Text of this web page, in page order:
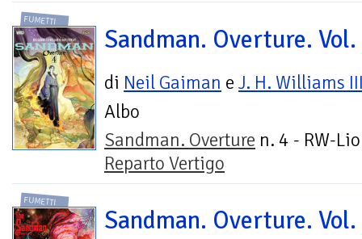
FUMETTI
Sandman. Overture.
di Neil Gaiman e J. H. Williams
Albo
Sandman. Overture n. 4 - RW-
Reparto Vertigo
FUMETTI
Sandman. Overture.